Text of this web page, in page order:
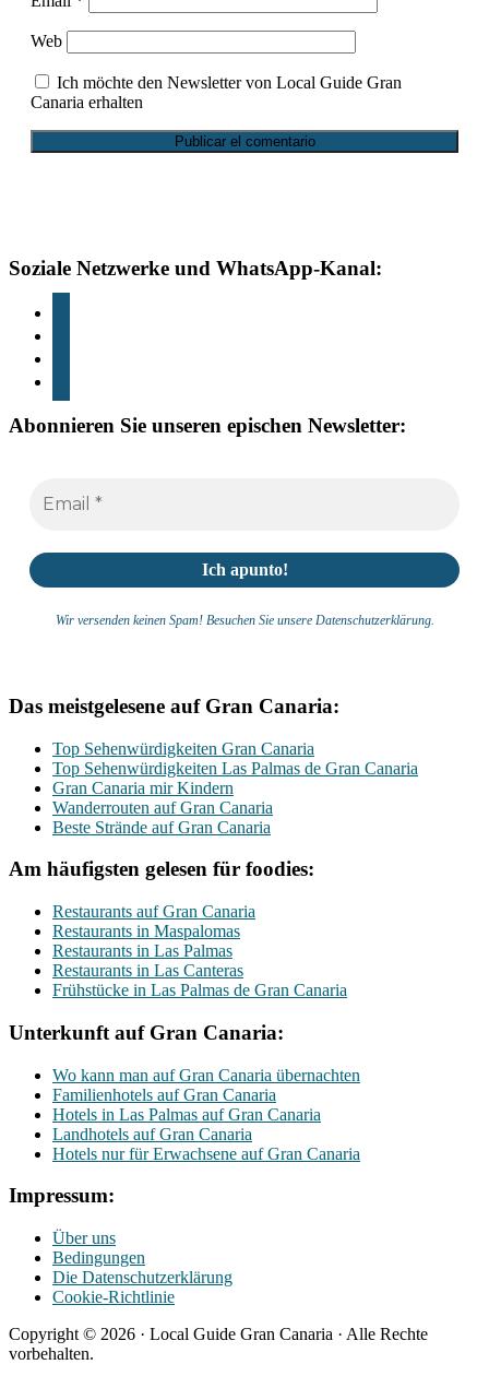
Web
Ich möchte den Newsletter von Local Guide Gran
Canaria erhalten
Fußzeile
Soziale Netzwerke und WhatsApp-Kanal:
Abonnieren Sie unseren epischen Newsletter:
Wir versenden keinen Spam! Besuchen Sie unsere Datenschutzerklärung.
Das meistgelesene auf Gran Canaria:
Top Sehenwürdigkeiten Gran Canaria
Top Sehenwürdigkeiten Las Palmas de Gran Canaria
Gran Canaria mir Kindern
Wanderrouten auf Gran Canaria
Beste Strände auf Gran Canaria
Am häufigsten gelesen für foodies:
Restaurants auf Gran Canaria
Restaurants in Maspalomas
Restaurants in Las Palmas
Restaurants in Las Canteras
Frühstücke in Las Palmas de Gran Canaria
Unterkunft auf Gran Canaria:
Wo kann man auf Gran Canaria übernachten
Familienhotels auf Gran Canaria
Hotels in Las Palmas auf Gran Canaria
Landhotels auf Gran Canaria
Hotels nur für Erwachsene auf Gran Canaria
Impressum:
Über uns
Bedingungen
Die Datenschutzerklärung
Cookie-Richtlinie
Copyright © 2026 · Local Guide Gran Canaria · Alle Rechte
vorbehalten.